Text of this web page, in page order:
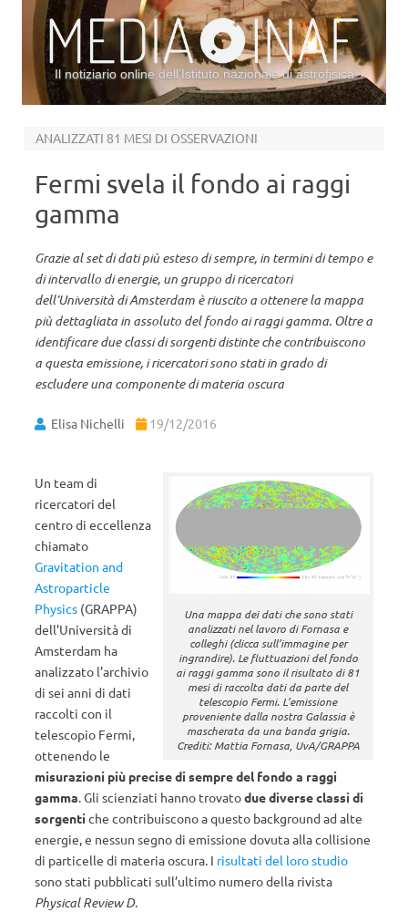
Il notiziario online dell’Istituto nazionale di astrofisica
ANALIZZATI 81 MESI DI OSSERVAZIONI
Fermi svela il fondo ai raggi
gamma
Grazie al set di dati più esteso di sempre, in termini di tempo e
di intervallo di energie, un gruppo di ricercatori
dell’Università di Amsterdam è riuscito a ottenere la mappa
più dettagliata in assoluto del fondo ai raggi gamma. Oltre a
identificare due classi di sorgenti distinte che contribuiscono
a questa emissione, i ricercatori sono stati in grado di
escludere una componente di materia oscura
Elisa Nichelli 19/12/2016
Una mappa dei dati che sono stati
analizzati nel lavoro di Fornasa e
colleghi (clicca sull’immagine per
ingrandire). Le fluttuazioni del fondo
ai raggi gamma sono il risultato di 81
mesi di raccolta dati da parte del
telescopio Fermi. L’emissione
proveniente dalla nostra Galassia è
mascherata da una banda grigia.
Crediti: Mattia Fornasa, UvA/GRAPPA
Un team di
ricercatori del
centro di eccellenza
chiamato
Gravitation and
Astroparticle
Physics (GRAPPA)
dell’Università di
Amsterdam ha
analizzato l’archivio
di sei anni di dati
raccolti con il
telescopio Fermi,
ottenendo le
misurazioni più precise di sempre del fondo a raggi
gamma. Gli scienziati hanno trovatodue diverse classi di
sorgenti che contribuiscono a questo background ad alte
energie, e nessun segno di emissione dovuta alla collisione
di particelle di materia oscura. I risultati del loro studio
sono stati pubblicati sull’ultimo numero della rivista
Physical Review D.